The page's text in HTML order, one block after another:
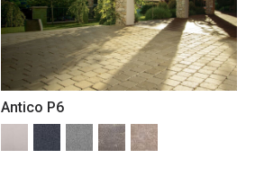
Antico P6